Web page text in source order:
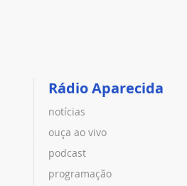
Rádio Aparecida
notícias
ouça ao vivo
podcast
programação